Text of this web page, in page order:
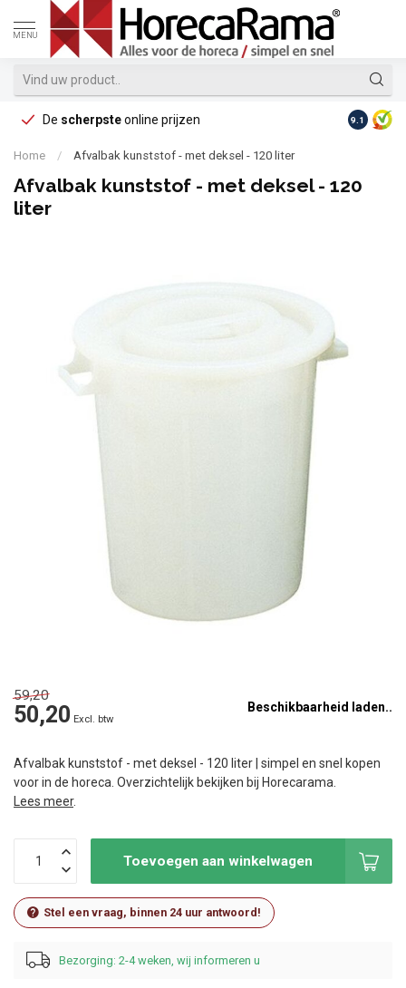
MENU
De scherpsteonline prijzen Op
9.1
Home / Afvalbak kunststof - met deksel - 120 liter
Afvalbak kunststof - met deksel - 120
liter
59,20
50,20 Excl. btw
Beschikbaarheid laden..
Afvalbak kunststof - met deksel - 120 liter | simpel en snel kopen
voor in de horeca. Overzichtelijk bekijken bij Horecarama.
Lees meer.
Toevoegen aan winkelwagen
Stel een vraag, binnen 24 uur antwoord!
Bezorging: 2-4 weken, wij informeren u